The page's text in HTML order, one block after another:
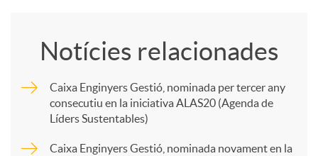
g
m
Notícies relacionades
Caixa Enginyers Gestió, nominada per tercer any
consecutiu en la iniciativa ALAS20 (Agenda de
Líders Sustentables)
Caixa Enginyers Gestió, nominada novament en la